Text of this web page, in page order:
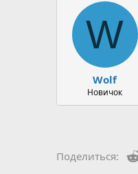
W
Wolf
Новичок
Поделиться: